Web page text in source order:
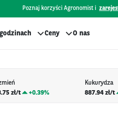
Poznaj korzyści Agronomist i
Ceny O nas
zł/t
+0.39%
Kukurydza
887.94 zł/t